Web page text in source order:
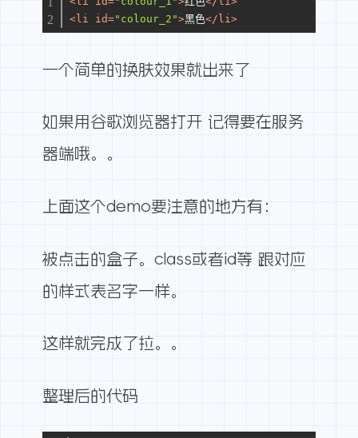
<li id="colour_2">黑色</li>
一个简单的换肤效果就出来了
如果用谷歌浏览器打开 记得要在服务
器端哦。。
上面这个demo要注意的地方有：
被点击的盒子。class或者id等 跟对应
的样式表名字一样。
这样就完成了拉。。
整理后的代码